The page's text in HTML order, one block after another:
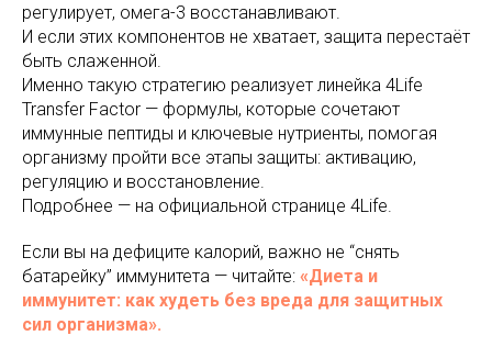
регулирует, омега-3 восстанавливают.
И если этих компонентов не хватает, защита перестаёт
быть слаженной.
Именно такую стратегию реализует линейка 4Life
Transfer Factor — формулы, которые сочетают
иммунные пептиды и ключевые нутриенты, помогая
организму пройти все этапы защиты: активацию,
регуляцию и восстановление.
Подробнее — на официальной странице 4Life.
Если вы на дефиците калорий, важно не “снять
батарейку” иммунитета — читайте: «Диета и
иммунитет: как худеть без вреда для защитных
сил организма».